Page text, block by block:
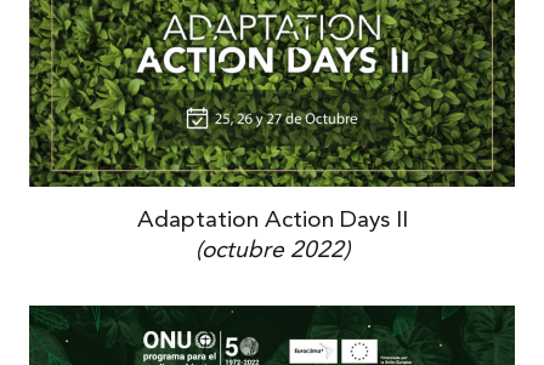
Adaptation Action Days II
(octubre 2022)